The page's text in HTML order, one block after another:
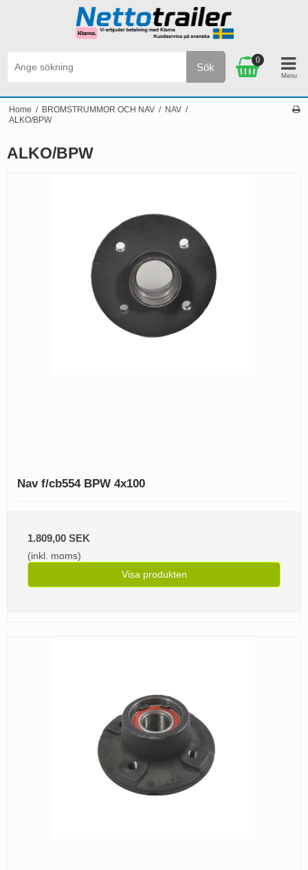
Sök
0
Home / BROMSTRUMMOR OCH NAV / NAV /
ALKO/BPW
ALKO/BPW
Nav f/cb554 BPW 4x100
1.809,00 SEK
(inkl. moms)
Visa produkten